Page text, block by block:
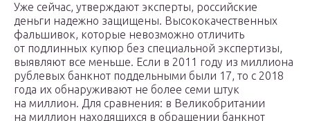
Уже сейчас, утверждают эксперты, российские
деньги надежно защищены. Высококачественных
фальшивок, которые невозможно отличить
от подлинных купюр без специальной экспертизы,
выявляют все меньше. Если в 2011 году из миллиона
рублевых банкнот поддельными были 17, то с 2018
года их обнаруживают не более семи штук
на миллион. Для сравнения: в Великобритании
на миллион находящихся в обращении банкнот